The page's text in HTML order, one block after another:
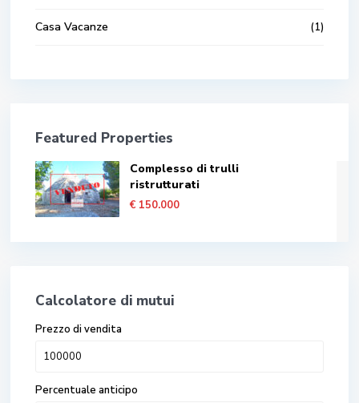
Casa Vacanze (1)
Featured Properties
Complesso di trulli
ristrutturati
€ 150.000
Calcolatore di mutui
Prezzo di vendita
Percentuale anticipo